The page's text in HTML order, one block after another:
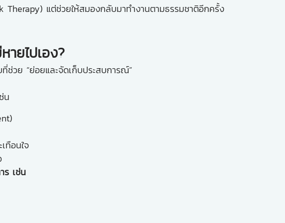
Therapy) แต่ช่วยให้สมองกลับมาทำงานตามธรรมชาติอีกครั้ง
ายไปเอง?
ช่วย “ย่อยและจัดเก็บประสบการณ์”
น
ทือนใจ
ร เช่น